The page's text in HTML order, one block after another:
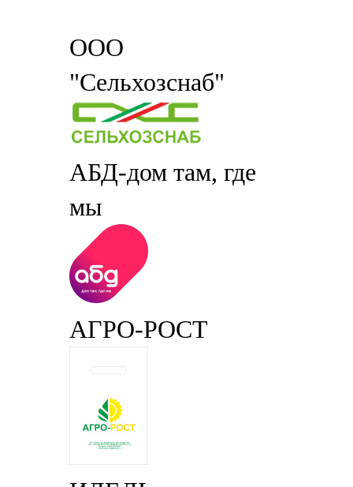
ООО
"Сельхозснаб"
АБД-дом там, где
мы
АГРО-РОСТ